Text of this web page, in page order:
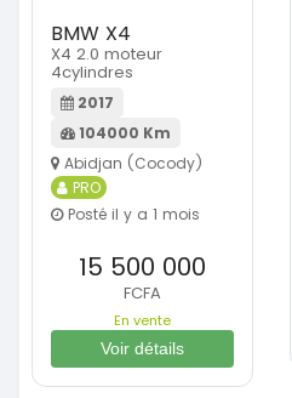
BMW X4
X4 2.0 moteur
4cylindres
2017
104000 Km
Abidjan (Cocody)
PRO
Posté il y a 1 mois
15 500 000
FCFA
En vente
Voir détails